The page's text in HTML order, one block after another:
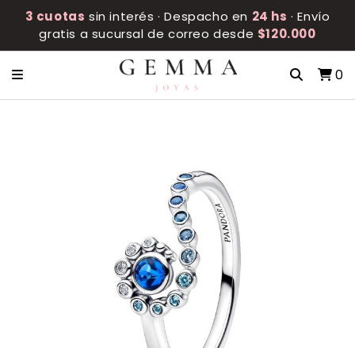
3 cuotas sin interés · Despacho en 24 hs · Envío
gratis a sucursal de correo desde $120.000
0